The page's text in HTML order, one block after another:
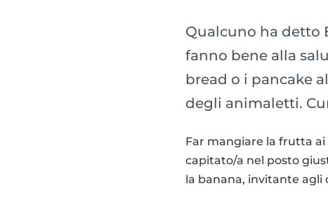
Qualcuno ha detto
fanno bene alla
bread o i pancake
degli animaletti.
Far mangiare la frutta
capitato/a nel posto
la banana, invitante agli